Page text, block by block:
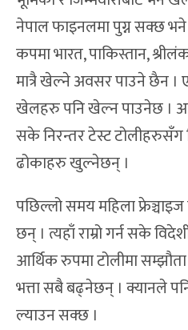
नेपाल फाइनलमा पुग्न सक्छ
कपमा भारत, पाकिस्तान,
मात्रै खेल्ने अवसर पाउने छैन ।
खेलहरु पनि खेल्न पाउनेछ । अझ
सके निरन्तर टेस्ट
ढोकाहरु खुल्नेछन् ।
पछिल्लो समय महिला
छन् । त्यहाँ राम्रो गर्न सके
आर्थिक रुपमा टोलीमा
भत्ता सबै बढ्नेछन् । क्यानले पनि
ल्याउन सक्छ ।